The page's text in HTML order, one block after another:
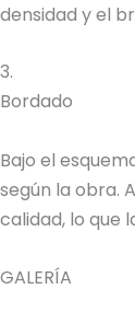
densidad y el
3.
Bordado
Bajo el
según la obra.
calidad, lo que
GALERÍA